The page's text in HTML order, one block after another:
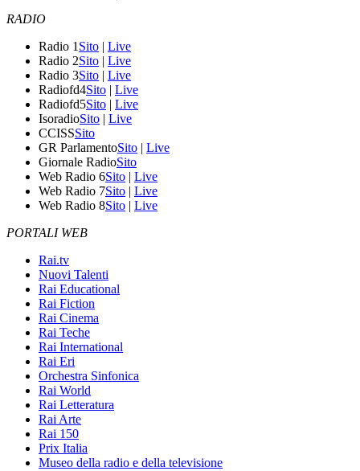
RADIO
Radio 1 Sito | Live
Radio 2Sito | Live
Radio 3Sito | Live
Radiofd4Sito | Live
Radiofd5Sito | Live
IsoradioSito | Live
CCISSSito
GR ParlamentoSito | Live
Giornale RadioSito
Web Radio 6Sito | Live
Web Radio 7Sito | Live
Web Radio 8Sito | Live
PORTALI WEB
Rai.tv
Nuovi Talenti
Rai Educational
Rai Fiction
Rai Cinema
Rai Teche
Rai International
Rai Eri
Orchestra Sinfonica
Rai World
Rai Letteratura
Rai Arte
Rai 150
Prix Italia
Museo della radio e della televisione